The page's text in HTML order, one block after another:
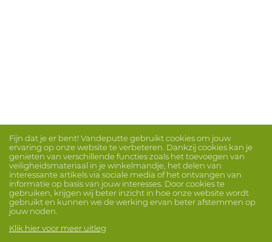
Fijn dat je er bent! Vandeputte gebruikt cookies om jouw
ervaring op onze website te verbeteren. Dankzij cookies kan je
genieten van verschillende functies zoals het toevoegen van
veiligheidsmateriaal in je winkelmandje, het delen van
interessante artikels via sociale media of het ontvangen van
informatie op basis van jouw interesses. Door cookies te
gebruiken, krijgen wij beter inzicht in hoe onze website wordt
gebruikt en kunnen we de werking ervan beter afstemmen op
jouw noden.
Klik hier voor meer uitleg